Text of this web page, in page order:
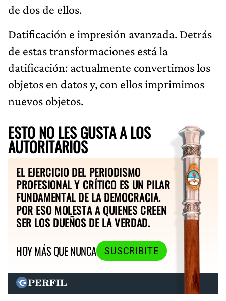
de dos de ellos.
Datificación e impresión avanzada. Detrás
de estas transformaciones está la
datificación: actualmente convertimos los
objetos en datos y, con ellos imprimimos
nuevos objetos.
ESTO NO LES GUSTA A LOS
AUTORITARIOS
EL EJERCICIO DEL PERIODISMO
PROFESIONAL Y CRÍTICO ES UN PILAR
FUNDAMENTAL DE LA DEMOCRACIA.
POR ESO MOLESTA A QUIENES CREEN
SER LOS DUEÑOS DE LA VERDAD.
HOY MÁS QUE NUNCA
SUSCRIBITE